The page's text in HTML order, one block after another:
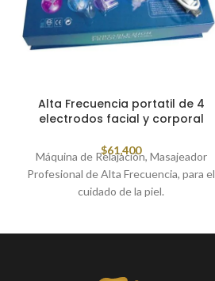
Alta Frecuencia portatil de 4
electrodos facial y corporal
$61,400
Máquina de Relajación, Masajeador
Profesional de Alta Frecuencia, para el
cuidado de la piel.